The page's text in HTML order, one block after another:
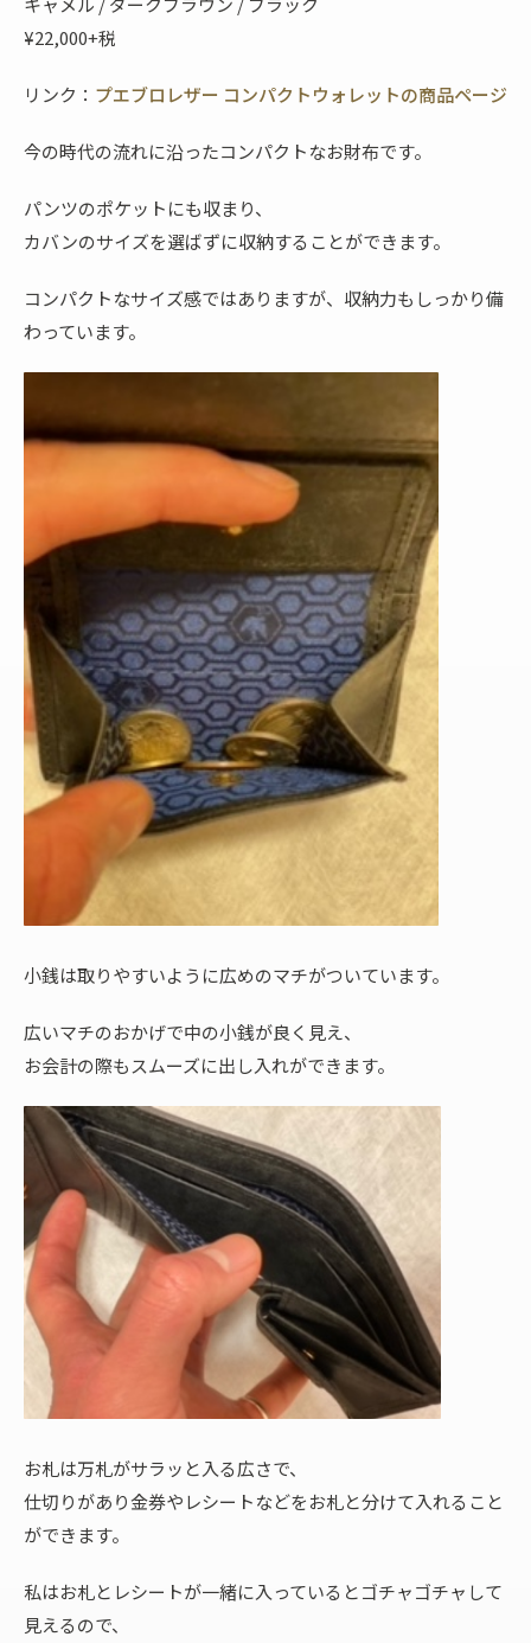
¥22,000+税
リンク： プエブロレザー コンパクトウォレットの商品ページ
今の時代の流れに沿ったコンパクトなお財布です。
パンツのポケットにも収まり、
カバンのサイズを選ばずに収納することができます。
コンパクトなサイズ感ではありますが、収納力もしっかり備
わっています。
小銭は取りやすいように広めのマチがついています。
広いマチのおかげで中の小銭が良く見え、
お会計の際もスムーズに出し入れができます。
お札は万札がサラッと入る広さで、
仕切りがあり金券やレシートなどをお札と分けて入れること
ができます。
私はお札とレシートが一緒に入っているとゴチャゴチャして
見えるので、